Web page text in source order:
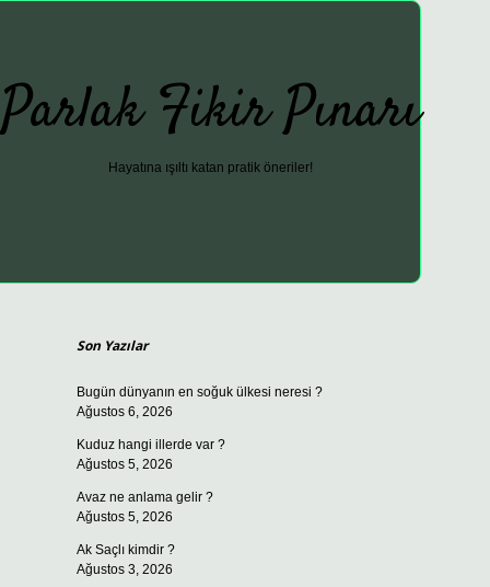
Parlak Fikir Pınarı
Hayatına ışıltı katan pratik öneriler!
Son Yazılar
Bugün dünyanın en soğuk ülkesi neresi ?
Ağustos 6, 2026
Kuduz hangi illerde var ?
Ağustos 5, 2026
Avaz ne anlama gelir ?
Ağustos 5, 2026
Ak Saçlı kimdir ?
Ağustos 3, 2026